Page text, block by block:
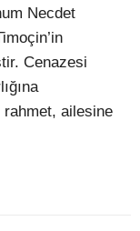
Necdet
Cenazesi
rahmet, ailesine